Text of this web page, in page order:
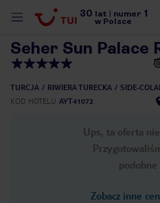
30 lat numer 1
w Polsce
Seher Sun Palace
TURCJA RIWIERA TURECKA
SIDE-
KOD HOTELU AYT41072
Ups, ta oferta
Zobacz inne